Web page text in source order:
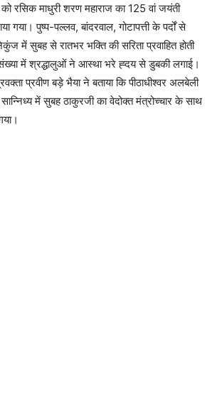
रसिक माधुरी शरण महाराज का 125 वां जयंती
गया। पुष्प-पल्लव, बांदरवाल, गोटापत्ती के पर्दों से
में सुबह से रातभर भक्ति की सरिता प्रवाहित होती
में श्रद्धालुओं ने आस्था भरे ह्दय से डुबकी लगाई।
प्रवीण बड़े भैया ने बताया कि पीठाधीश्वर अलबेली
में सुबह ठाकुरजी का वेदोक्त मंत्रोच्चार के साथ